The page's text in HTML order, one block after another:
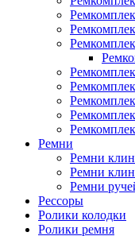
Ремни
Ремни
Ремни
Ремни
Рессоры
Ролики колодки
Ролики ремня